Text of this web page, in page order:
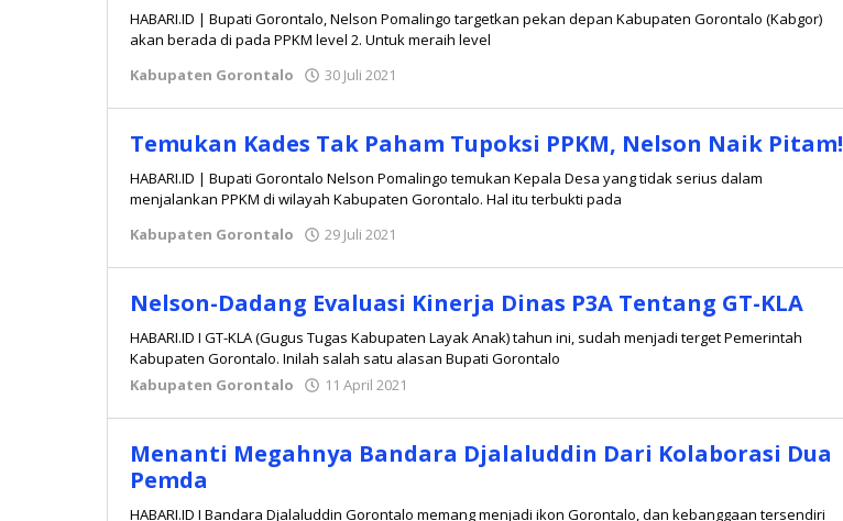
HABARI.ID | Bupati Gorontalo, Nelson Pomalingo targetkan pekan depan Kabupaten Gorontalo (Kabgor)
akan berada di pada PPKM level 2. Untuk meraih level
Kabupaten Gorontalo
30 Juli 2021
Temukan Kades Tak Paham Tupoksi PPKM, Nelson Naik Pitam!
HABARI.ID | Bupati Gorontalo Nelson Pomalingo temukan Kepala Desa yang tidak serius dalam
menjalankan PPKM di wilayah Kabupaten Gorontalo. Hal itu terbukti pada
Kabupaten Gorontalo
29 Juli 2021
Nelson-Dadang Evaluasi Kinerja Dinas P3A Tentang GT-KLA
HABARI.ID I GT-KLA (Gugus Tugas Kabupaten Layak Anak) tahun ini, sudah menjadi terget Pemerintah
Kabupaten Gorontalo. Inilah salah satu alasan Bupati Gorontalo
Kabupaten Gorontalo
11 April 2021
Menanti Megahnya Bandara Djalaluddin Dari Kolaborasi Dua
Pemda
HABARI.ID I Bandara Djalaluddin Gorontalo memang menjadi ikon Gorontalo, dan kebanggaan tersendiri